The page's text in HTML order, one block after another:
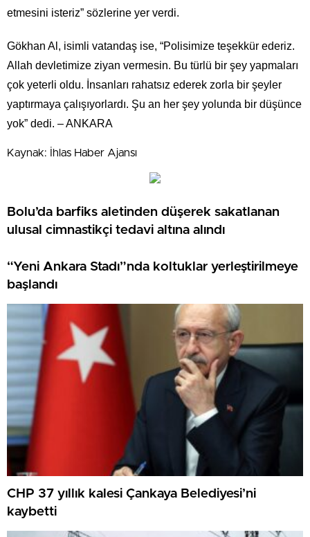
etmesini isteriz” sözlerine yer verdi.
Gökhan Al, isimli vatandaş ise, “Polisimize teşekkür ederiz.
Allah devletimize ziyan vermesin. Bu türlü bir şey yapmaları
çok yeterli oldu. İnsanları rahatsız ederek zorla bir şeyler
yaptırmaya çalışıyorlardı. Şu an her şey yolunda bir düşünce
yok” dedi. – ANKARA
Kaynak: İhlas Haber Ajansı
Bolu’da barfiks aletinden düşerek sakatlanan
ulusal cimnastikçi tedavi altına alındı
“Yeni Ankara Stadı”nda koltuklar yerleştirilmeye
başlandı
CHP 37 yıllık kalesi Çankaya Belediyesi’ni
kaybetti